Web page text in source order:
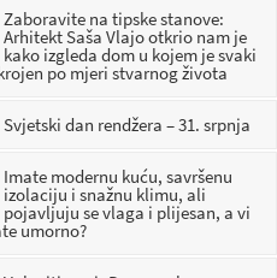
Hitna intervencija: Muškarac
pronađen ozlijeđen u parku,
7 MINUTA
Zaboravite na tipske stanove:
Arhitekt Saša Vlajo otkrio nam je
kako izgleda dom u kojem je svaki
po mjeri stvarnog života
Svjetski dan rendžera – 31. srpnja
Imate modernu kuću, savršenu
izolaciju i snažnu klimu, ali
pojavljuju se vlaga i plijesan, a vi
umorno?